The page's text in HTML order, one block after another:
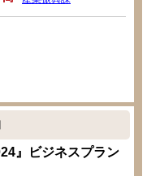
』ビジネスプラン